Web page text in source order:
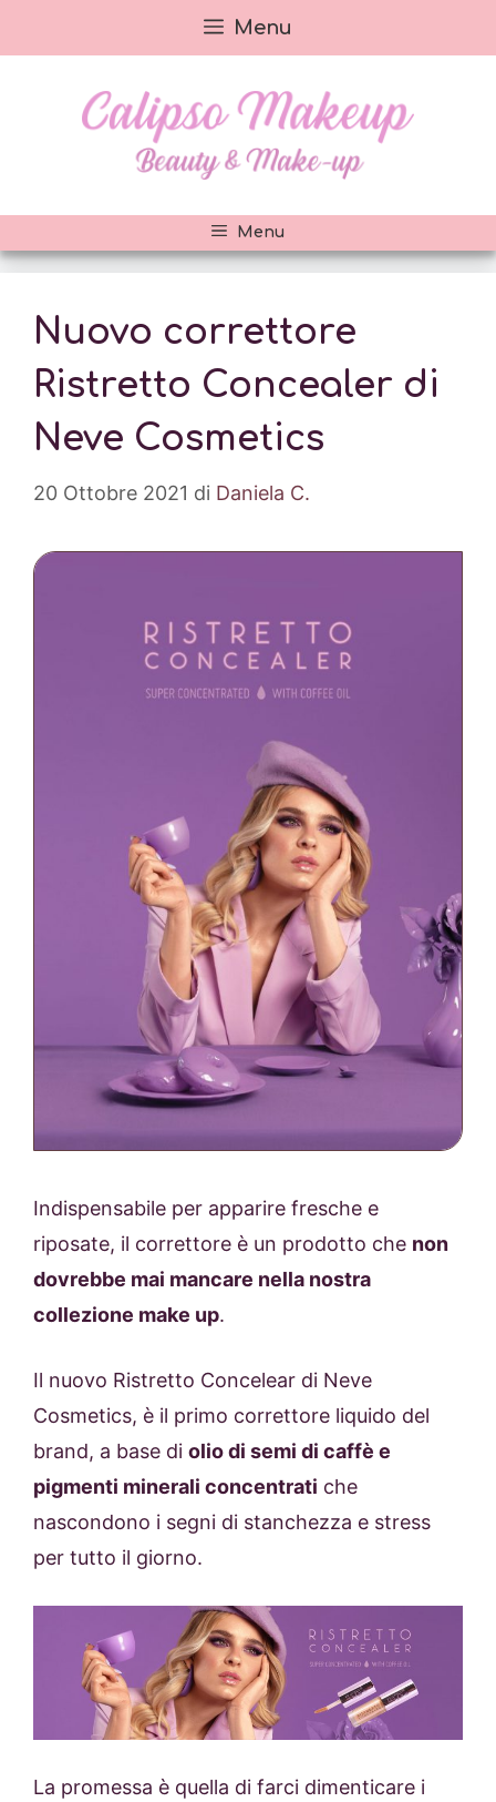
al
Menu
Menu
Nuovo correttore
Ristretto Concealer di
Neve Cosmetics
20 Ottobre 2021 di Daniela C.
Indispensabile per apparire fresche e
riposate, il correttore è un prodotto che non
dovrebbe mai mancare nella nostra
collezione make up.
Il nuovo Ristretto Concelear di Neve
Cosmetics, è il primo correttore liquido del
brand, a base di olio di semi di caffè e
pigmenti minerali concentrati che
nascondono i segni di stanchezza e stress
per tutto il giorno.
La promessa è quella di farci dimenticare i